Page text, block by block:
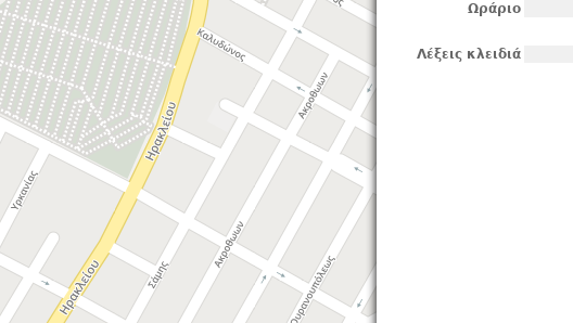
Ωράριο
Λέξεις κλειδιά